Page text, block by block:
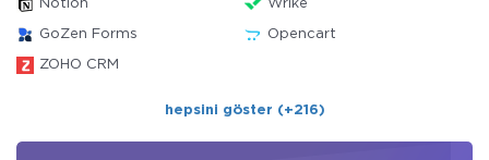
Notion Wrike
GoZen Forms Opencart
ZOHO CRM
hepsini göster (+216)